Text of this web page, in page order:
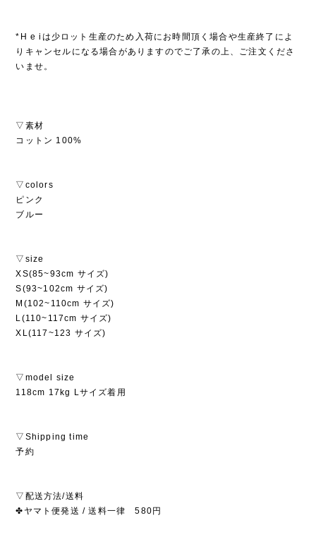
*H e iは少ロット生産のため入荷にお時間頂く場合や生産終了によ
りキャンセルになる場合がありますのでご了承の上、ご注文くださ
いませ。
▽素材
コットン 100%
▽colors
ピンク
ブルー
▽size
XS(85~93cm サイズ)
S(93~102cm サイズ)
M(102~110cm サイズ)
L(110~117cm サイズ)
XL(117~123 サイズ)
▽model size
118cm 17kg Lサイズ着用
▽Shipping time
予約
▽配送方法/送料
✤ヤマト便発送 / 送料一律 580円